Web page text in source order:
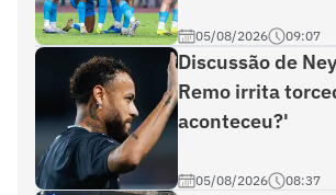
05/08/2026 09:07
Discussão de
Remo irrita
aconteceu?'
05/08/2026 08:37